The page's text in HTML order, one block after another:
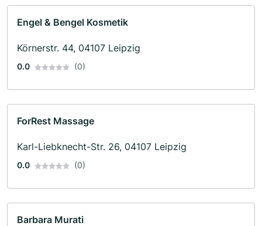
Engel & Bengel Kosmetik
Körnerstr. 44, 04107 Leipzig
0.0 (0)
ForRest Massage
Karl-Liebknecht-Str. 26, 04107 Leipzig
0.0 (0)
Barbara Murati